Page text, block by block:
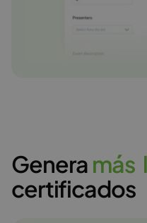
Genera más l
certificados